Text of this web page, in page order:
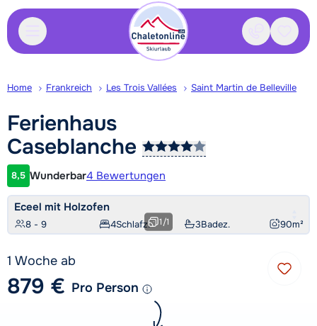
Kontakt
Home Frankreich Les Trois Vallées Saint Martin de Belleville
Ferienhaus
Caseblanche
Kundenbewertung
8,5 Wunderbar4 Bewertungen
Eceel mit Holzofen
8 - 9 4Schlafz. 3Badez. 90m²
1/1
1 Woche ab
879 € Pro Person